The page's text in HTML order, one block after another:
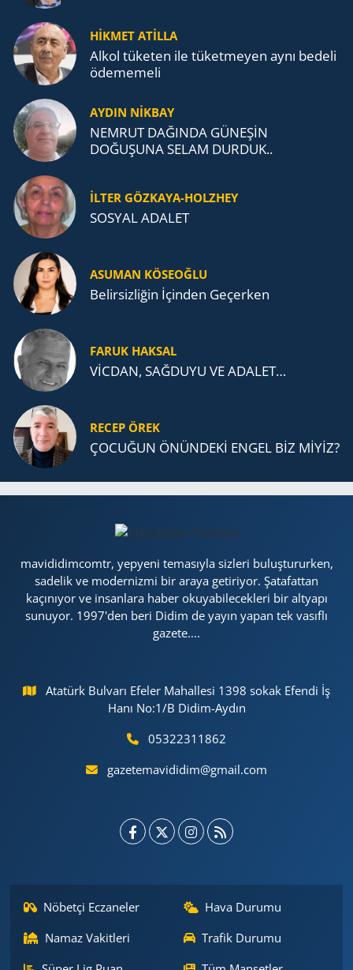
HİKMET ATİLLA
Alkol tü­ke­ten ile tü­ket­me­yen aynı be­de­li
öde­me­me­li
AYDIN NİKBAY
NEMRUT DAĞINDA GÜNEŞİN
DOĞUŞUNA SELAM DURDUK..
İLTER GÖZKAYA-HOLZHEY
SOSYAL ADALET
ASUMAN KÖSEOĞLU
Belirsizliğin İçinden Geçerken
FARUK HAKSAL
VİCDAN, SAĞ­DU­YU VE ADA­LET…
RECEP ÖREK
ÇOCUĞUN ÖNÜNDEKİ ENGEL BİZ MİYİZ?
mavididimcomtr, yepyeni temasıyla sizleri buluştururken,
sadelik ve modernizmi bir araya getiriyor. Şatafattan
kaçınıyor ve insanlara haber okuyabilecekleri bir altyapı
sunuyor. 1997'den beri Didim de yayın yapan tek vasıflı
gazete....
Atatürk Bulvarı Efeler Mahallesi 1398 sokak Efendi İş
Hanı No:1/B Didim-Aydın
05322311862
gazetemavididim@gmail.com
Nöbetçi Eczaneler
Hava Durumu
Namaz Vakitleri
Trafik Durumu